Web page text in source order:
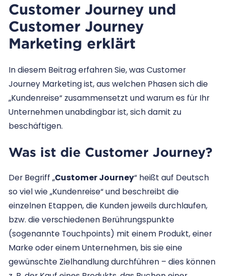
Customer Journey und
Customer Journey
Marketing erklärt
In diesem Beitrag erfahren Sie, was Customer
Journey Marketing ist, aus welchen Phasen sich die
„Kundenreise“ zusammensetzt und warum es für Ihr
Unternehmen unabdingbar ist, sich damit zu
beschäftigen.
Was ist die Customer Journey?
Der Begriff „Customer Journey“ heißt auf Deutsch
so viel wie „Kundenreise“ und beschreibt die
einzelnen Etappen, die Kunden jeweils durchlaufen,
bzw. die verschiedenen Berührungspunkte
(sogenannte Touchpoints) mit einem Produkt, einer
Marke oder einem Unternehmen, bis sie eine
gewünschte Zielhandlung durchführen – dies können